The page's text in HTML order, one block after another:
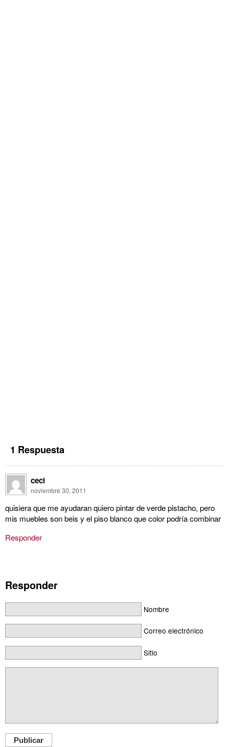
1 Respuesta
ceci
noviembre 30, 2011
quisiera que me ayudaran quiero pintar de verde pistacho, pero
mis muebles son beis y el piso blanco que color podría combinar
Responder
Responder
Nombre
Correo electrónico
Sitio
Publicar